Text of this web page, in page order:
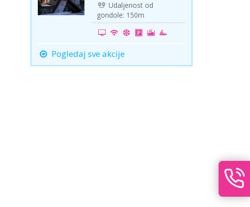
Udaljenost od
gondole: 150m
Pogledaj sve akcije